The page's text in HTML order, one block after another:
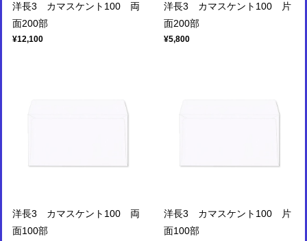
洋長3 カマスケント100 両
面200部
¥12,100
洋長3 カマスケント100 片
面200部
¥5,800
洋長3 カマスケント100 両
面100部
洋長3 カマスケント100 片
面100部